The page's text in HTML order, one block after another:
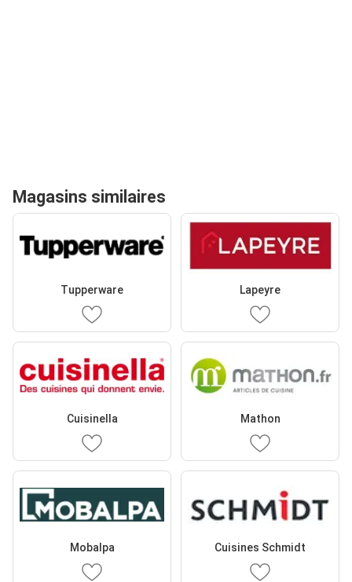
Magasins similaires
Tupperware Lapeyre
Cuisinella Mathon
Mobalpa Cuisines Schmidt